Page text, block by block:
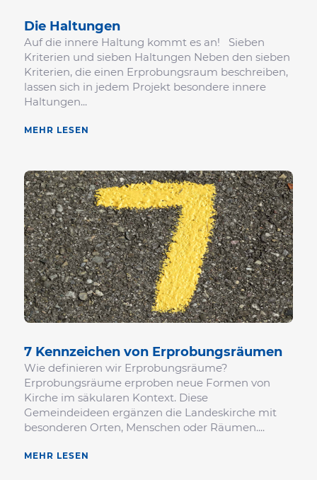
Die Haltungen
Auf die innere Haltung kommt es an! Sieben
Kriterien und sieben Haltungen Neben den sieben
Kriterien, die einen Erprobungsraum beschreiben,
lassen sich in jedem Projekt besondere innere
Haltungen...
MEHR LESEN
7 Kenn­zeichen von Erprobungsräumen
Wie definieren wir Erprobungsräume?
Erprobungsräume erproben neue Formen von
Kirche im säkularen Kontext. Diese
Gemeindeideen ergänzen die Landeskirche mit
besonderen Orten, Menschen oder Räumen....
MEHR LESEN